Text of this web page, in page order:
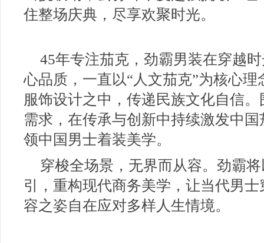
住整场庆典，尽享欢聚时光。
45年专注茄克，劲霸男装在穿越
心品质，一直以“人文茄克”为核心
服饰设计之中，传递民族文化自信
需求，在传承与创新中持续激发中
领中国男士着装美学。
穿梭全场景，无界而从容。劲霸
引，重构现代商务美学，让当代男
容之姿自在应对多样人生情境。